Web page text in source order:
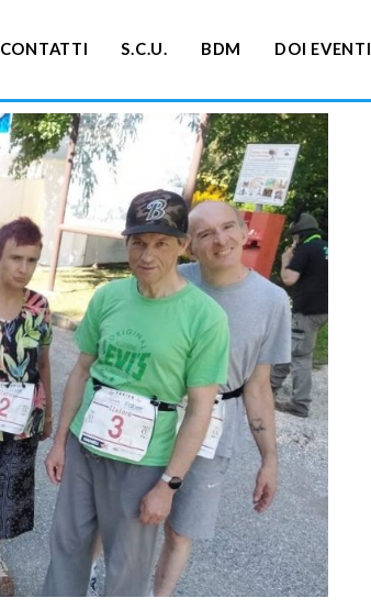
CONTATTI S.C.U. BDM DOI EVENTI